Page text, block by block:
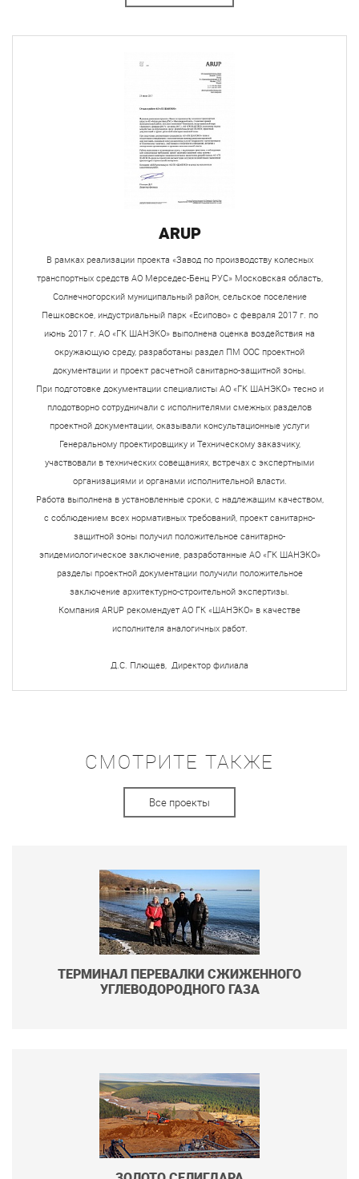
ARUP
В рамках реализации проекта «Завод по производству колесных
транспортных средств АО Мерседес-Бенц РУС» Московская область,
Солнечногорский муниципальный район, сельское поселение
Пешковское, индустриальный парк «Есипово» с февраля 2017 г. по
июнь 2017 г. АО «ГК ШАНЭКО» выполнена оценка воздействия на
окружающую среду, разработаны раздел ПМ ООС проектной
документации и проект расчетной санитарно-защитной зоны.
При подготовке документации специалисты АО «ГК ШАНЭКО» тесно и
плодотворно сотрудничали с исполнителями смежных разделов
проектной документации, оказывали консультационные услуги
Генеральному проектировщику и Техническому заказчику,
участвовали в технических совещаниях, встречах с экспертными
организациями и органами исполнительной власти.
Работа выполнена в установленные сроки, с надлежащим качеством,
с соблюдением всех нормативных требований, проект санитарно-
защитной зоны получил положительное санитарно-
эпидемиологическое заключение, разработанные АО «ГК ШАНЭКО»
разделы проектной документации получили положительное
заключение архитектурно-строительной экспертизы.
Компания ARUP рекомендует АО ГК «ШАНЭКО» в качестве
исполнителя аналогичных работ.
Д.С. Плющев, Директор филиала
СМОТРИТЕ ТАКЖЕ
Все проекты
ТЕРМИНАЛ ПЕРЕВАЛКИ СЖИЖЕННОГО
УГЛЕВОДОРОДНОГО ГАЗА